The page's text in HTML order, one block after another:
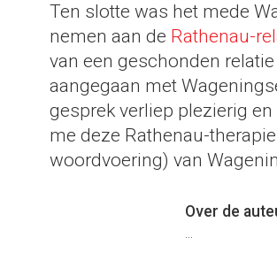
Ten slotte was het mede
nemen aan de Rathenau-
van een geschonden
aangegaan met
gesprek verliep plezierig
me deze Rathenau-
woordvoering) van
Over de